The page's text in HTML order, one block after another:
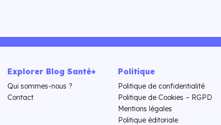
Explorer Blog Santé+
Qui sommes-nous ?
Contact
Politique
Politique de confidentialité
Politique de Cookies – RGPD
Mentions légales
Politique éditoriale